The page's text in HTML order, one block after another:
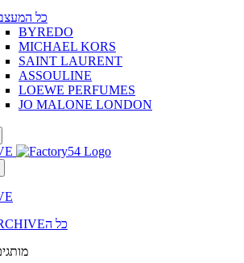
כל
BYREDO
MICHAEL KORS
SAINT LAURENT
ASSOULINE
LOEWE PERFUMES
JO MALONE LONDON
ARCHIVEכל ה